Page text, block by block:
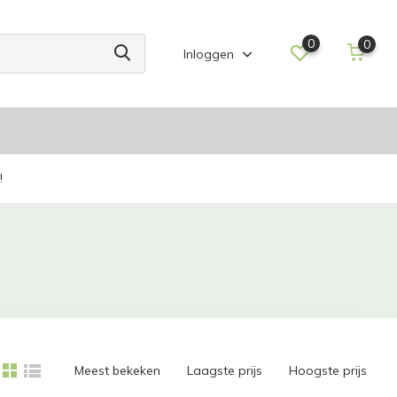
Inloggen
0 0
Meest bekeken Laagste prijs Hoogste prijs